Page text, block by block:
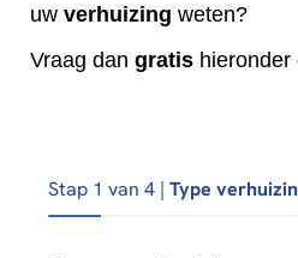
uw verhuizing weten?
Vraag dan gratis hieronder